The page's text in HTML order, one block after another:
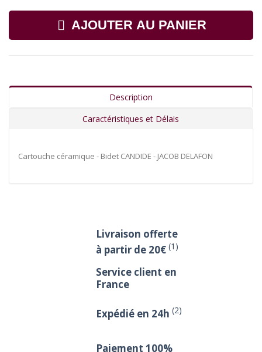
AJOUTER AU PANIER
Description
Caractéristiques et Délais
Cartouche céramique - Bidet CANDIDE - JACOB DELAFON
Livraison offerte
à partir de 20€ (1)
Service client en
France
Expédié en 24h (2)
Paiement 100%